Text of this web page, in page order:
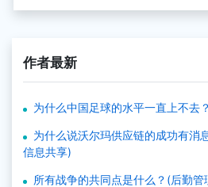
业务等。“三流合一”的目的是要创造
作者最新
为什么中国足球的水平一直上不去
为什么说沃尔玛供应链的成功有消
信息共享)
所有战争的共同点是什么？(后勤管